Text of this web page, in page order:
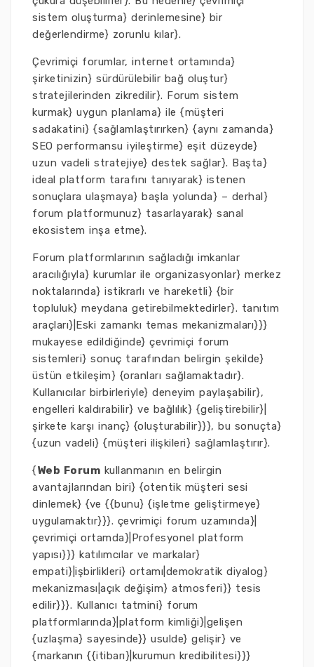
sistem oluşturma} derinlemesine} bir
değerlendirme} zorunlu kılar}.
Çevrimiçi forumlar, internet ortamında}
şirketinizin} sürdürülebilir bağ oluştur}
stratejilerinden zikredilir}. Forum sistem
kurmak} uygun planlama} ile {müşteri
sadakatini} {sağlamlaştırırken} {aynı zamanda}
SEO performansu iyileştirme} eşit düzeyde}
uzun vadeli stratejiye} destek sağlar}. Başta}
ideal platform tarafını tanıyarak} istenen
sonuçlara ulaşmaya} başla yolunda} – derhal}
forum platformunuz} tasarlayarak} sanal
ekosistem inşa etme}.
Forum platformlarının sağladığı imkanlar
aracılığıyla} kurumlar ile organizasyonlar} merkez
noktalarında} istikrarlı ve hareketli} {bir
topluluk} meydana getirebilmektedirler}. tanıtım
araçları}|Eski zamankı temas mekanizmaları}}}
mukayese edildiğinde} çevrimiçi forum
sistemleri} sonuç tarafından belirgin şekilde}
üstün etkileşim} {oranları sağlamaktadır}.
Kullanıcılar birbirleriyle} deneyim paylaşabilir},
engelleri kaldırabilir} ve bağlılık} {geliştirebilir}|
şirkete karşı inanç} {oluşturabilir}}}, bu sonuçta}
{uzun vadeli} {müşteri ilişkileri} sağlamlaştırır}.
{Web Forum kullanmanın en belirgin
avantajlarından biri} {otentik müşteri sesi
dinlemek} {ve {{bunu} {işletme geliştirmeye}
uygulamaktır}}}. çevrimiçi forum uzamında}|
çevrimiçi ortamda}|Profesyonel platform
yapısı}}} katılımcılar ve markalar}
empati}|işbirlikleri} ortamı|demokratik diyalog}
mekanizması|açık değişim} atmosferi}} tesis
edilir}}}. Kullanıcı tatmini} forum
platformlarında}|platform kimliği}|gelişen
{uzlaşma} sayesinde}} usulde} gelişir} ve
{markanın {{itibarı}|kurumun kredibilitesi}}}